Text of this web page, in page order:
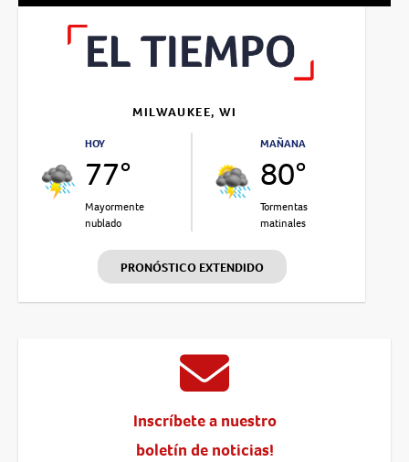
MILWAUKEE, WI
HOY
77°
Mayormente
nublado
MAÑANA
80°
Tormentas
matinales
PRONÓSTICO EXTENDIDO
Inscríbete a nuestro
boletín de noticias!